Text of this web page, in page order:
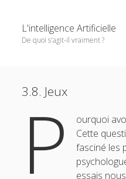
L'intelligence Artificielle
De quoi s'agit-il vraiment ?
1. L’IA : ambitions et histoire
p
e
n
m
e
n
u
3. L’IA à l’oeuvre o
p
3.1. Vision et traitement
3.2. Traitement du langage
d
Except where otherwise
De quoi s'agit-il vraiment ?
Creative Commons
NoDerivatives 4.0
3.8. Jeux
P
ourquoi
Cette
fasciné les
essais